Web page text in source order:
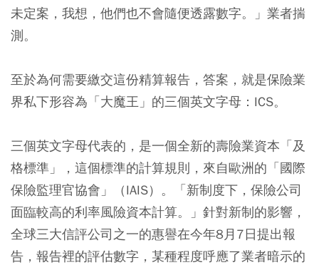
未定案，我想，他們也不會隨便透露數字。」業者揣
測。
至於為何需要繳交這份精算報告，答案，就是保險業
界私下形容為「大魔王」的三個英文字母：ICS。
三個英文字母代表的，是一個全新的壽險業資本「及
格標準」，這個標準的計算規則，來自歐洲的「國際
保險監理官協會」（IAIS）。「新制度下，保險公司
面臨較高的利率風險資本計算。」針對新制的影響，
全球三大信評公司之一的惠譽在今年8月7日提出報
告，報告裡的評估數字，某種程度呼應了業者暗示的